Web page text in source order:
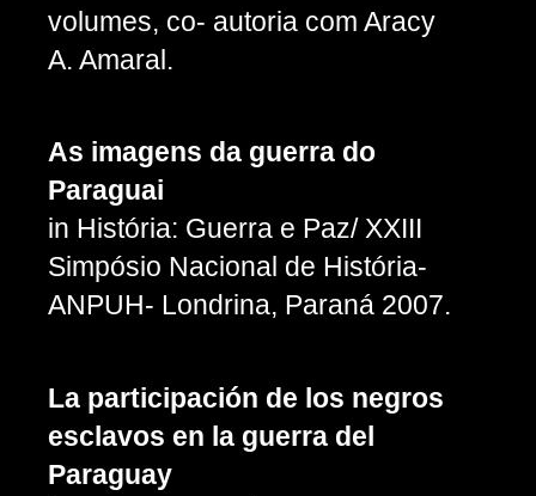
volumes, co- autoria com Aracy
A. Amaral.
As imagens da guerra do
Paraguai
in História: Guerra e Paz/ XXIII
Simpósio Nacional de História-
ANPUH- Londrina, Paraná 2007.
La participación de los negros
esclavos en la guerra del
Paraguay